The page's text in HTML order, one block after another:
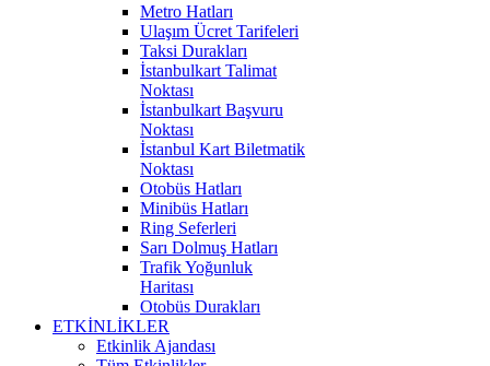
Metro Hatları
Ulaşım Ücret Tarifeleri
Taksi Durakları
İstanbulkart Talimat
Noktası
İstanbulkart Başvuru
Noktası
İstanbul Kart Biletmatik
Noktası
Otobüs Hatları
Minibüs Hatları
Ring Seferleri
Sarı Dolmuş Hatları
Trafik Yoğunluk
Haritası
Otobüs Durakları
ETKİNLİKLER
Etkinlik Ajandası